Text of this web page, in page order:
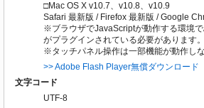
□Mac OS X v10.7、v10.8、v10.9
Safari 最新版 / Firefox 最新版 / Google
※ブラウザでJavaScriptが動作する環境
がプラグインされている必要があります。
※タッチパネル操作は一部機能が動作し
>> Adobe Flash Player無償ダウンロード
文字コード
UTF-8